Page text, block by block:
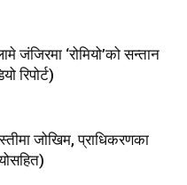
जंजिरमा ‘रोमियो’को सन्तान
रिपोर्ट)
जोखिम, प्राधिकरणका